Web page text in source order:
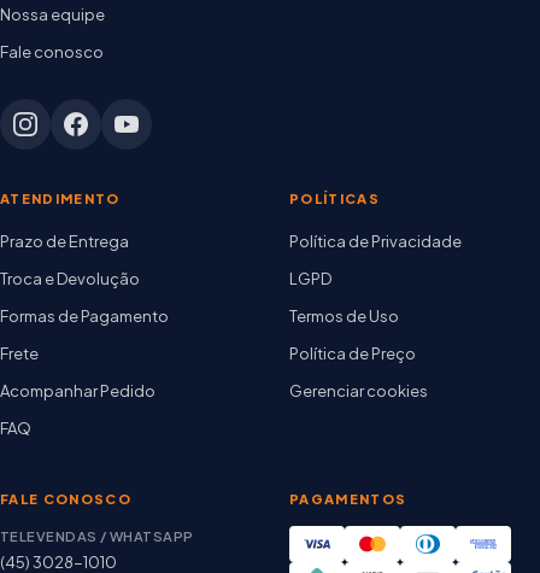
Nossa equipe
Fale conosco
ATENDIMENTO
Prazo de Entrega
Troca e Devolução
Formas de Pagamento
Frete
Acompanhar Pedido
FAQ
POLÍTICAS
Política de Privacidade
LGPD
Termos de Uso
Política de Preço
Gerenciar cookies
FALE CONOSCO
TELEVENDAS / WHATSAPP
(45) 3028-1010
PAGAMENTOS